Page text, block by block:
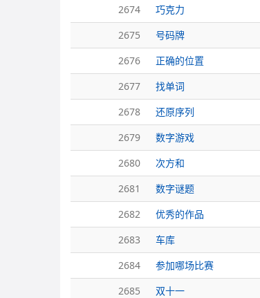
2674 巧克力
2675 号码牌
2676 正确的位置
2677 找单词
2678 还原序列
2679 数字游戏
2680 次方和
2681 数字谜题
2682 优秀的作品
2683 车库
2684 参加哪场比赛
2685 双十一